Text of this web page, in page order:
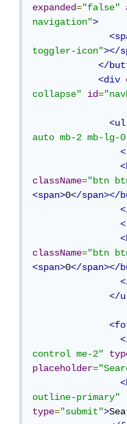
expanded="false"
navigation">
toggler-icon"></
</
<div
collapse"
id=
<ul
auto mb-2 mb-lg-
className="btn
<span>0</span></
className="btn
<span>0</span></
</
control me-2"
placeholder=
outline-primary"
type="submit">